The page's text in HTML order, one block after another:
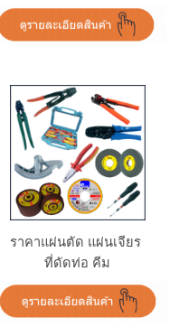
ราคาแผ่นตัด แผ่นเจียร
ที่ดัดท่อ คีม